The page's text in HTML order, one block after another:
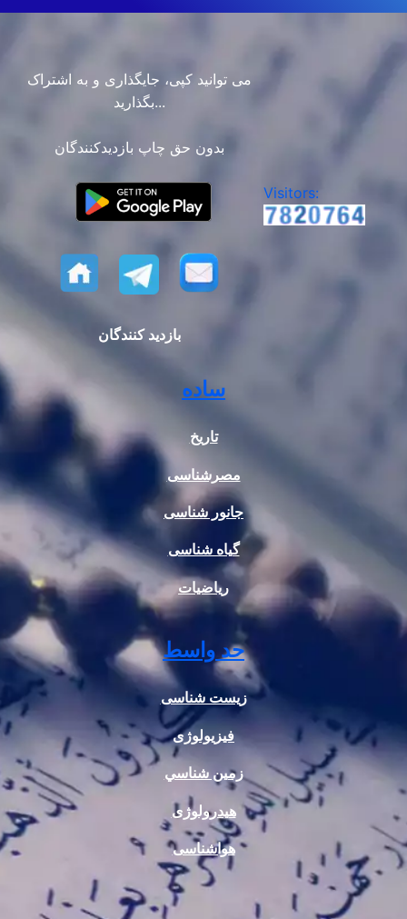
می توانید کپی، جایگذاری و به اشتراک
بگذارید...
بدون حق چاپ بازدیدکنندگان
بازدید کنندگان
Visitors:
ساده
تاریخ
مصرشناسی
جانور شناسی
گیاه شناسی
ریاضیات
حد واسط
زیست شناسی
فیزیولوژی
زمين شناسي
هیدرولوژی
هواشناسی